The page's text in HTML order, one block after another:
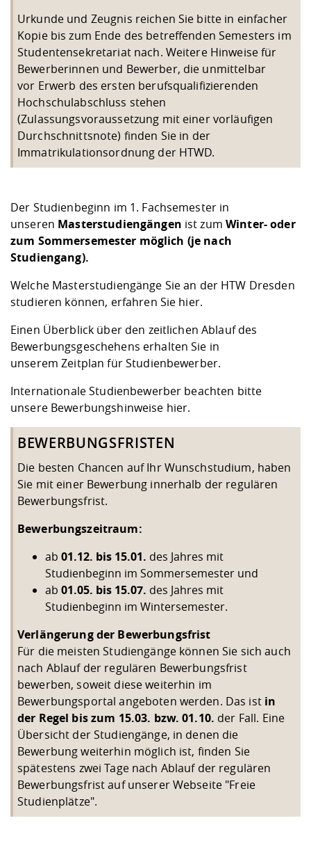
Urkunde und Zeugnis reichen Sie bitte in einfacher
Kopie bis zum Ende des betreffenden Semesters im
Studentensekretariat nach. Weitere Hinweise für
Bewerberinnen und Bewerber, die unmittelbar
vor Erwerb des ersten berufsqualifizierenden
Hochschulabschluss stehen
(Zulassungsvoraussetzung mit einer vorläufigen
Durchschnittsnote) finden Sie in der
Immatrikulationsordnung der HTWD.
Der Studienbeginn im 1. Fachsemester in
unseren Masterstudiengängen ist zumWinter- oder
zum Sommersemester möglich (je nach
Studiengang).
Welche Masterstudiengänge Sie an der HTW Dresden
studieren können, erfahren Sie hier.
Einen Überblick über den zeitlichen Ablauf des
Bewerbungsgeschehens erhalten Sie in
unseremZeitplan für Studienbewerber.
Internationale Studienbewerber beachten bitte
unsere Bewerbungshinweise hier.
BEWERBUNGSFRISTEN
Die besten Chancen auf Ihr Wunschstudium, haben
Sie mit einer Bewerbung innerhalb der regulären
Bewerbungsfrist.
Bewerbungszeitraum:
ab 01.12. bis 15.01. des Jahres mit
Studienbeginn im Sommersemester und
ab 01.05. bis 15.07. des Jahres mit
Studienbeginn im Wintersemester.
Verlängerung der Bewerbungsfrist
Für die meisten Studiengänge können Sie sich auch
nach Ablauf der regulären Bewerbungsfrist
bewerben, soweit diese weiterhin im
Bewerbungsportal angeboten werden. Das istin
der Regel bis zum 15.03. bzw. 01.10. der Fall. Eine
Übersicht der Studiengänge, in denen die
Bewerbung weiterhin möglich ist, finden Sie
spätestens zwei Tage nach Ablauf der regulären
Bewerbungsfrist auf unsererWebseite "Freie
Studienplätze".